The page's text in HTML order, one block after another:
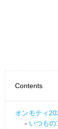
Contents
オンモティ
いつもの